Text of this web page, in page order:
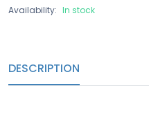
Availability: In stock
DESCRIPTION